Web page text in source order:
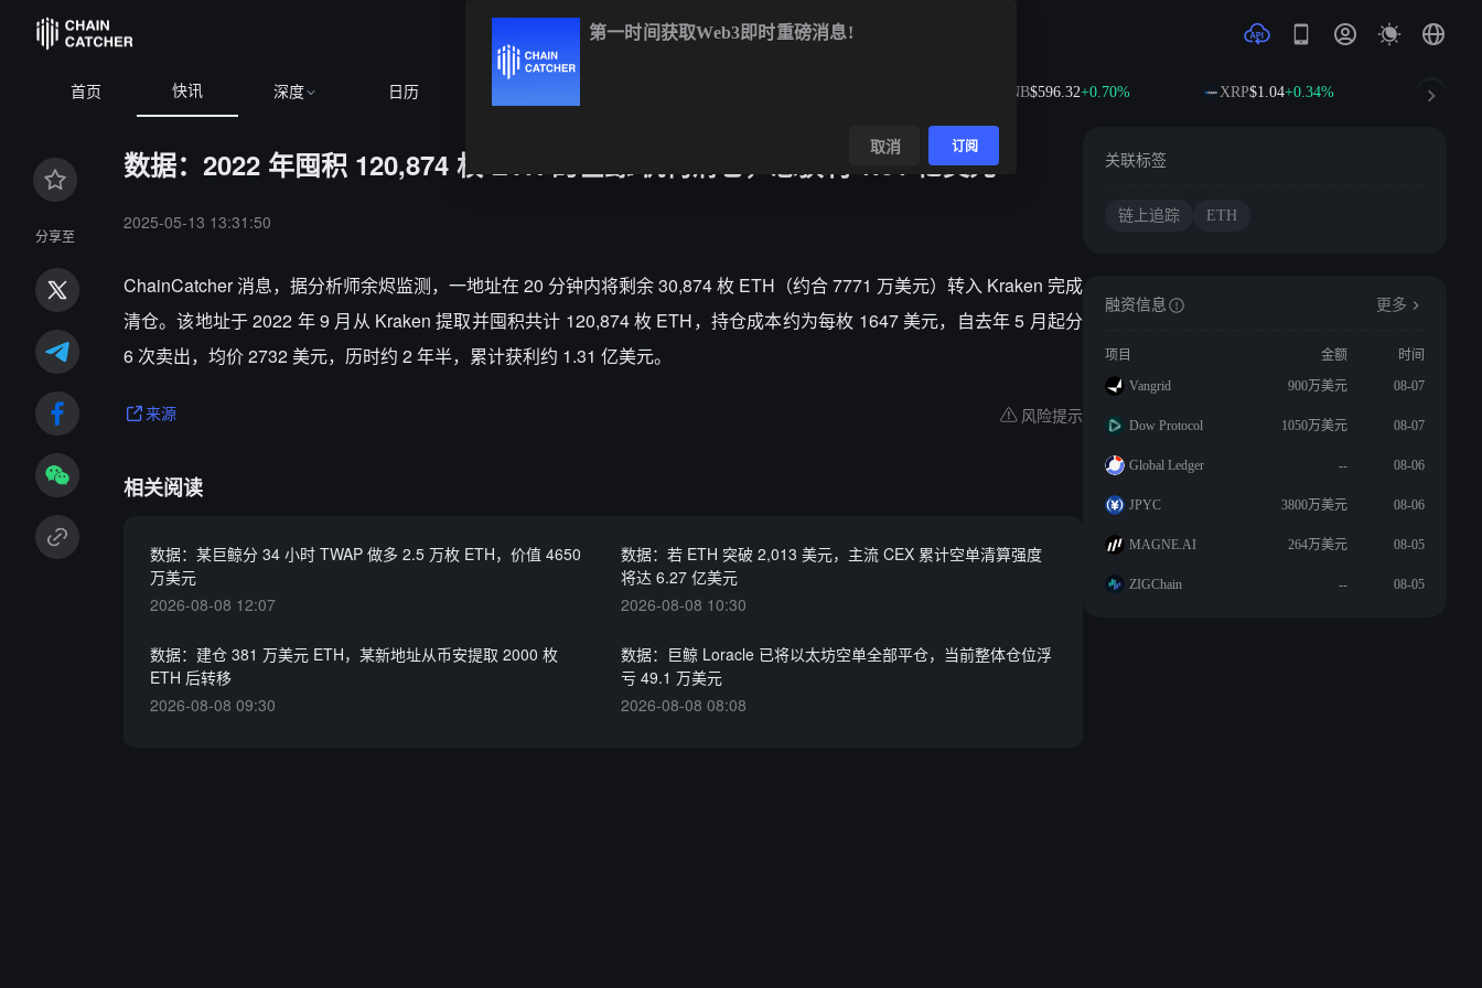
首页 快讯 深度 日历 BNB$596.32+0.70% XRP$1.04+0.34% SOL
分享至
数据：2022 年囤积 120,874 枚 ETH 的巨鲸/机构清仓，总获利 1.31 亿美元
2025-05-13 13:31:50
ChainCatcher 消息， 据分析师余烬监测，一地址在 20 分钟内将剩余 30,874 枚 ETH（约合 7771 万美元）转入 Kraken 完成
清仓。该地址于 2022 年 9 月从 Kraken 提取并囤积共计 120,874 枚 ETH，持仓成本约为每枚 1647 美元，自去年 5 月起分
6 次卖出，均价 2732 美元，历时约 2 年半，累计获利约 1.31 亿美元。
来源 风险提示
相关阅读
数据：某巨鲸分 34 小时 TWAP 做多 2.5 万枚 ETH，价值 4650
万美元
2026-08-08 12:07
数据：若 ETH 突破 2,013 美元，主流 CEX 累计空单清算强度
将达 6.27 亿美元
2026-08-08 10:30
数据：建仓 381 万美元 ETH，某新地址从币安提取 2000 枚
ETH 后转移
2026-08-08 09:30
数据：巨鲸 Loracle 已将以太坊空单全部平仓，当前整体仓位浮
亏 49.1 万美元
2026-08-08 08:08
关联标签
链上追踪 ETH
融资信息 更多
项目 金额
时间
Vangrid
900万美元 08-07
Dow Protocol 1050万美元 08-07
Global Ledger -- 08-06
JPYC 3800万美元 08-06
MAGNE.AI 264万美元 08-05
ZIGChain -- 08-05
第一时间获取Web3即时重磅消息!
取消 订阅